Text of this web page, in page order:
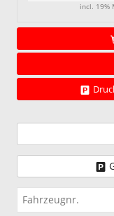
incl. 19%
Fahrzeugnr.